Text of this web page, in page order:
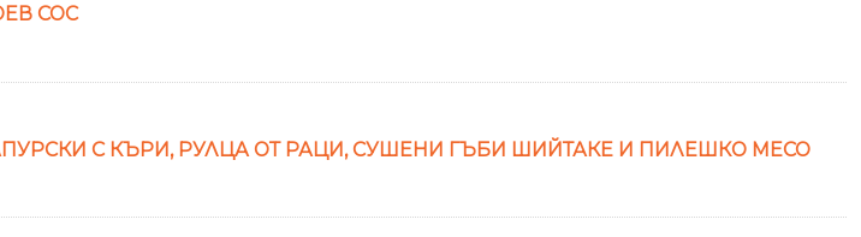
СОС
С КЪРИ, РУЛЦА ОТ РАЦИ, СУШЕНИ ГЪБИ ШИЙТАКЕ И ПИЛЕШКО МЕСО